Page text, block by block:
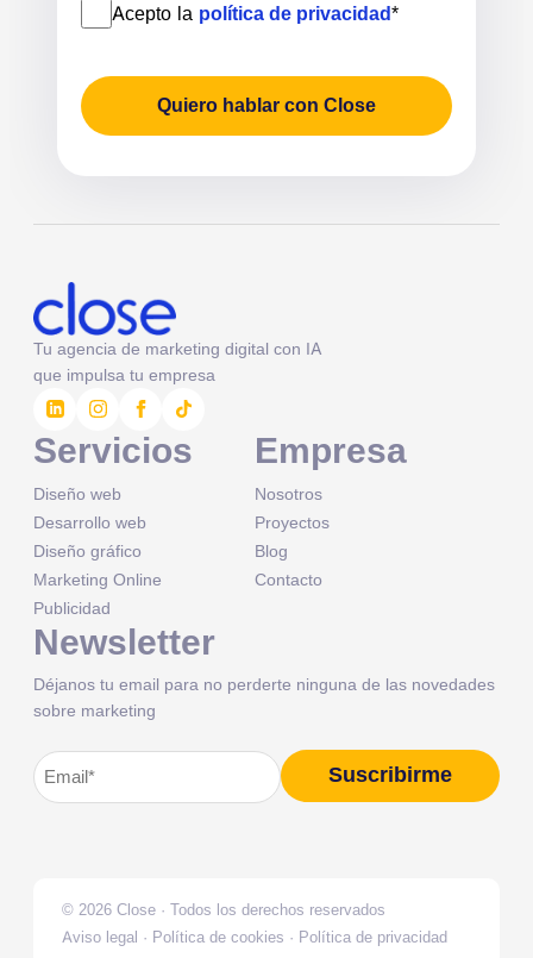
Acepto la política de privacidad*
Quiero hablar con Close
Tu agencia de marketing digital con IA
que impulsa tu empresa
Servicios
Diseño web
Desarrollo web
Diseño gráfico
Marketing Online
Publicidad
Empresa
Nosotros
Proyectos
Blog
Contacto
Newsletter
Déjanos tu email para no perderte ninguna de las novedades
sobre marketing
Correo
electrónico(Obligatorio)
Suscribirme
Alternative:
© 2026 Close · Todos los derechos reservados
Aviso legal · Política de cookies · Política de privacidad